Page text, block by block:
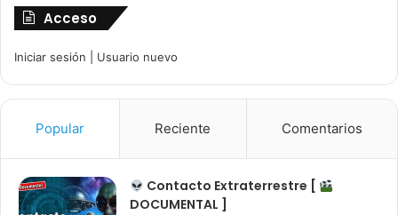
Acceso
Iniciar sesión Usuario nuevo
Popular Reciente Comentarios
Contacto Extraterrestre [
DOCUMENTAL ]